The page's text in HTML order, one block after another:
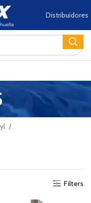
Distribuidores
Filters